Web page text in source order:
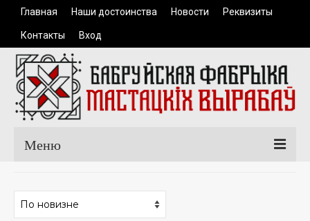
Главная Наши достоинства Новости Реквизиты
Контакты Вход
Меню
Каталог продукции